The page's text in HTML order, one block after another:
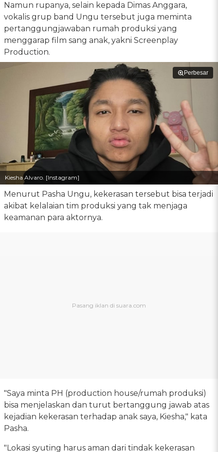
Namun rupanya, selain kepada Dimas Anggara,
vokalis grup band Ungu tersebut juga meminta
pertanggungjawaban rumah produksi yang
menggarap film sang anak, yakni Screenplay
Production.
Perbesar
Kiesha Alvaro. [Instagram]
Menurut Pasha Ungu, kekerasan tersebut bisa terjadi
akibat kelalaian tim produksi yang tak menjaga
keamanan para aktornya.
"Saya minta PH (production house/rumah produksi)
bisa menjelaskan dan turut bertanggung jawab atas
kejadian kekerasan terhadap anak saya, Kiesha," kata
Pasha.
"Lokasi syuting harus aman dari tindak kekerasan